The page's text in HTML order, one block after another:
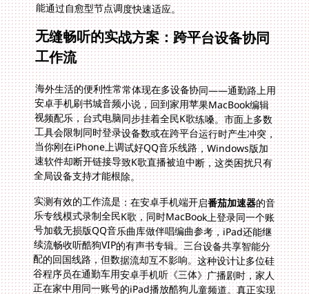
能通过自愈型节点调度快速适应。
无缝畅听的实战方案：跨平台设备协同
工作流
海外生活的便利性常常体现在多设备协同——通勤路上用
安卓手机刷书城音频小说，回到家用苹果MacBook编辑
视频配乐，台式电脑同步挂着全民K歌练嗓。市面上多数
工具会限制同时登录设备数或在跨平台运行时产生冲突，
当你刚在iPhone上调试好QQ音乐线路，Windows版加
速软件却断开链接导致K歌直播被迫中断，这类困扰只有
全局设备支持才能根除。
实测有效的工作流是：在安卓手机端开启番茄加速器的音
乐专线模式录制全民K歌，同时MacBook上登录同一个账
号加载无损版QQ音乐曲库做伴唱编曲参考，iPad还能继
续流畅收听酷狗VIP的有声书专辑。三台设备共享智能分
配的回国线路，但数据流却互不影响。这种设计让多位硅
谷程序员在通勤车用安卓手机听《三体》广播剧时，家人
正在家中用同一账号的iPad播放酷狗儿童频道。真正实现